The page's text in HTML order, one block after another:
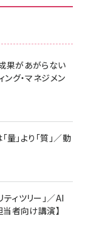
No.2500増刊
タメの矜持／
株式投資
デザイン
KLMEA128G
17 用 保護フィ
インチ) 対応
イズキャンセリ
KLMEA128G
ロゴ - クラ
C & USB-C
イトブラック)
缶 24本 ビー
ベルビヤセラー
果があがらない
グ・マネジメン
」より「質」／動
ィツリー」／AI
者向け講演】